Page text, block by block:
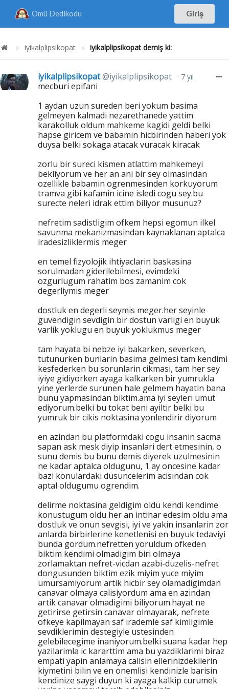
Omü Dedikodu Giriş
iyikalplipsikopat iyikalplipsikopat demiş ki:
iyikalplipsikopat@iyikalplipsikopat 7 yıl
mecburi epifani
1 aydan uzun sureden beri yokum basima
gelmeyen kalmadi nezarethanede yattim
karakolluk oldum mahkeme kagidi geldi belki
hapse giricem ve babamin hicbirinden haberi yok
duysa belki sokaga atacak vuracak kiracak
zorlu bir sureci kismen atlattim mahkemeyi
bekliyorum ve her an ani bir sey olmasindan
ozellikle babamin ogrenmesinden korkuyorum
tramva gibi kafamin icine isledi cogu sey.bu
surecte neleri idrak ettim biliyor musunuz?
nefretim sadistligim ofkem hepsi egomun ilkel
savunma mekanizmasindan kaynaklanan aptalca
iradesizliklermis meger
en temel fizyolojik ihtiyaclarin baskasina
sorulmadan giderilebilmesi, evimdeki
ozgurlugum rahatim bos zamanim cok
degerliymis meger
dostluk en degerli seymis meger.her seyinle
guvendigin sevdigin bir dostun varligi en buyuk
varlik yoklugu en buyuk yoklukmus meger
tam hayata bi nebze iyi bakarken, severken,
tutunurken bunlarin basima gelmesi tam kendimi
kesfederken bu sorunlarin cikmasi, tam her sey
iyiye gidiyorken ayaga kalkarken bir yumrukla
yine yerlerde surunen hale gelmem hayatin bana
bunu yapmasindan biktim.ama iyi seyleri umut
ediyorum.belki bu tokat beni ayiltir belki bu
yumruk bir cikis noktasina yonlendirir diyorum
en azindan bu platformdaki cogu insanin sacma
sapan ask mesk diyip insanlari dert etmesinin, o
sunu demis bu bunu demis diyerek uzulmesinin
ne kadar aptalca oldugunu, 1 ay oncesine kadar
bazi konulardaki dusuncelerim acisindan cok
aptal oldugumu ogrendim.
delirme noktasina geldigim oldu kendi kendime
konustugum oldu her an intihar edesim oldu ama
dostluk ve onun sevgisi, iyi ve yakin insanlarin zor
anlarda birbirlerine kenetlenisi en buyuk tedaviyi
bunda gordum.nefretten yoruldum ofkeden
biktim kendimi olmadigim biri olmaya
zorlamaktan nefret-vicdan azabi-duzelis-nefret
dongusunden biktim ezik miyim yuce miyim
umursamiyorum artik hicbir sey olamadigimdan
canavar olmaya calisiyordum ama en azindan
artik canavar olmadigimi biliyorum.hayat ne
getirirse getirsin canavar olmayarak, nefrete
ofkeye kapilmayan saf irademle saf kimligimle
sevdiklerimin destegiyle ustesinden
gelebilecegime inaniyorum.belki suana kadar hep
yazilarimla ic kararttim ama bu yazdiklarimi biraz
empati yapin anlamaya calisin ellerinizdekilerin
kiymetini bilin ve en onemlisi kendinizle barisin
kendinize saygi duyun ki ayaga kalkip curumek